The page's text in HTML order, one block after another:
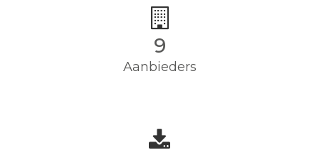
9
Aanbieders